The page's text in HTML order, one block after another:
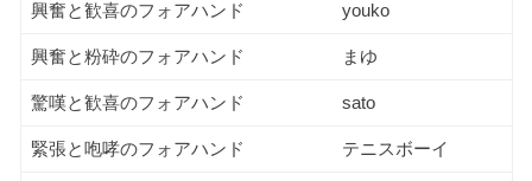
興奮と歓喜のフォアハンド youko
興奮と粉砕のフォアハンド まゆ
驚嘆と歓喜のフォアハンド sato
緊張と咆哮のフォアハンド テニスボーイ